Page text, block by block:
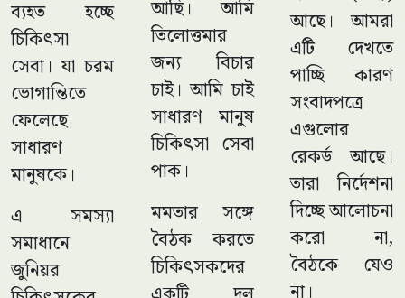
ব্যহত হচ্ছে
চিকিৎসা
সেবা। যা চরম
ভোগান্তিতে
ফেলেছে
সাধারণ
মানুষকে।
এ সমস্যা
সমাধানে
জুনিয়র
আছি। আমি
তিলোত্তমার
জন্য বিচার
চাই। আমি চাই
সাধারণ মানুষ
চিকিৎসা সেবা
পাক।
মমতার সঙ্গে
বৈঠক করতে
চিকিৎসকদের
আছে। আমরা
এটি দেখতে
পাচ্ছি কারণ
সংবাদপত্রে
এগুলোর
রেকর্ড আছে।
তারা নির্দেশনা
দিচ্ছে আলোচনা
করো না,
বৈঠকে যেও
না।